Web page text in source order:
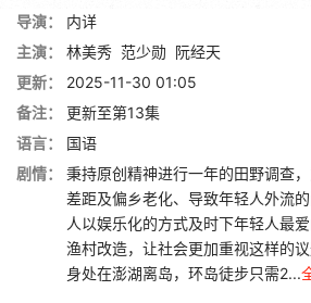
导演：
内详
主演：
林美秀 范少勋 阮经天
更新：
2025-11-30 01:05
备注：
更新至第13集
语言：
国语
剧情：
秉持原创精神进行一年的田野调查
差距及偏乡老化、导致年轻人外流
人以娱乐化的方式及时下年轻人最
渔村改造，让社会更加重视这样的
身处在澎湖离岛，环岛徒步只需2...